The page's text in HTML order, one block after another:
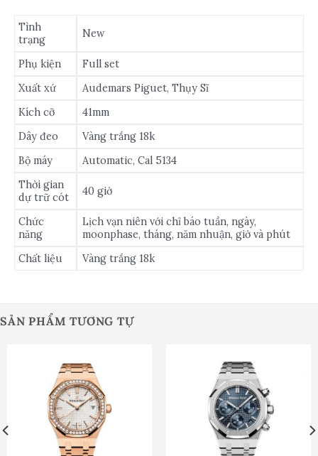
Tình
trạng
New
Phụ kiện
Full set
Xuất xứ
Audemars Piguet, Thụy Sĩ
Kích cỡ
41mm
Dây đeo
Vàng trắng 18k
Bộ máy
Automatic, Cal 5134
Thời gian
dự trữ cót
40 giờ
Chức
năng
Lịch vạn niên với chỉ báo tuần, ngày,
moonphase, tháng, năm nhuận, giờ và phút
Chất liệu
Vàng trắng 18k
SẢN PHẨM TƯƠNG TỰ